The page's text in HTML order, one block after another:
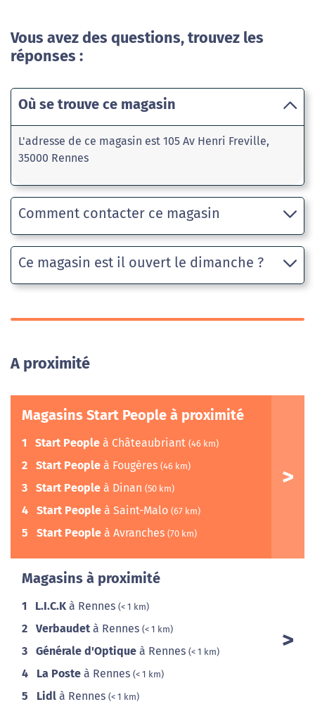
Vous avez des questions, trouvez les
réponses :
Où se trouve ce magasin
L'adresse de ce magasin est 105 Av Henri Freville,
35000 Rennes
Comment contacter ce magasin
Ce magasin est il ouvert le dimanche ?
A proximité
Magasins Start People à proximité
1 Start People à Châteaubriant (46 km)
2 Start People à Fougères (46 km)
3 Start People à Dinan (50 km)
4 Start People à Saint-Malo (67 km)
5 Start People à Avranches (70 km)
Magasins à proximité
1 L.I.C.K à Rennes (< 1 km)
2 Verbaudet à Rennes (< 1 km)
3 Générale d'Optique à Rennes (< 1 km)
4 La Poste à Rennes (< 1 km)
5 Lidl à Rennes (< 1 km)